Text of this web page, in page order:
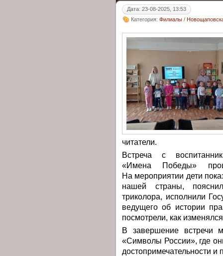
Дата: 23-08-2025, 13:53
Категория: Филиалы /
читатели.
Встреча с
«Имена Победы»
На мероприятии дети
нашей страны,
триколора, исполнили
ведущего об истории
посмотрели, как
В завершение встречи
«Символы России», где
достопримечательности и